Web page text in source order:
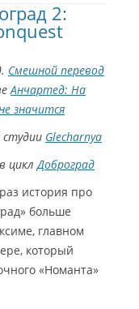
2:
Смешной перевод
Анчартед: На
значится
студии Glecharnya
цикл Доброград
история про
больше
главном
который
«Номанта»